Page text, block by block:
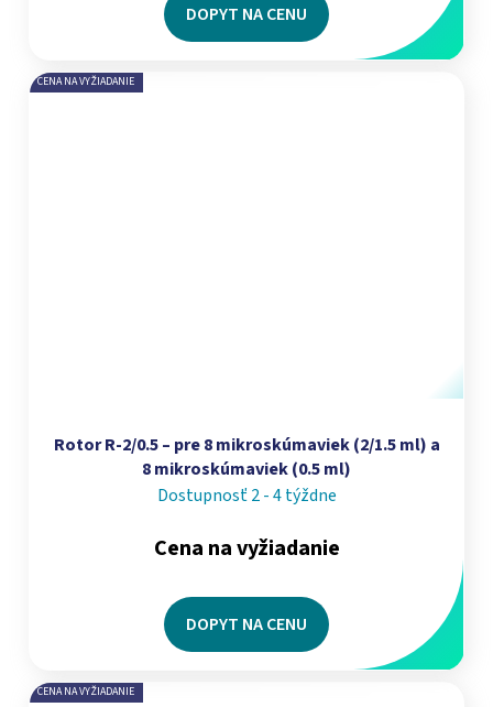
DOPYT NA CENU
CENA NA VYŽIADANIE
Rotor R-2/0.5 – pre 8 mikroskúmaviek (2/1.5 ml) a
8 mikroskúmaviek (0.5 ml)
Dostupnosť 2 - 4 týždne
Cena na vyžiadanie
DOPYT NA CENU
CENA NA VYŽIADANIE